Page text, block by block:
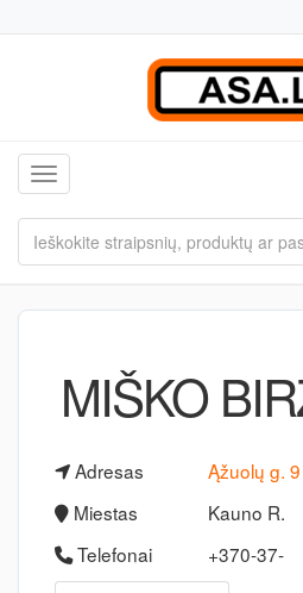
Toggle navigation
MIŠKO
Adresas
Ąžuolų g. 9
Miestas
Kauno R.
Telefonai
+370-37-